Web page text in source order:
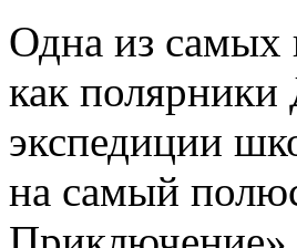
Одна из
как
экспедиции
на самый